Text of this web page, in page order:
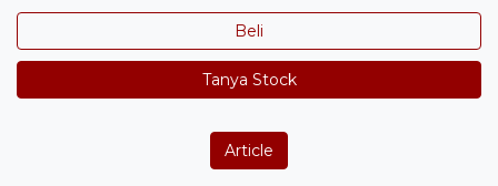
Beli
Tanya Stock
Article